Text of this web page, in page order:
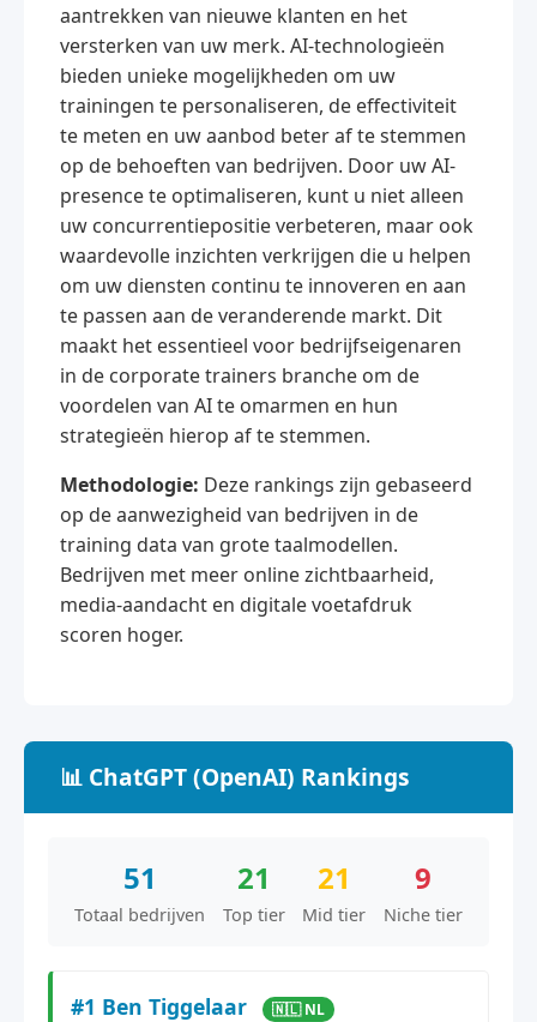
aantrekken van nieuwe klanten en het
versterken van uw merk. AI-technologieën
bieden unieke mogelijkheden om uw
trainingen te personaliseren, de effectiviteit
te meten en uw aanbod beter af te stemmen
op de behoeften van bedrijven. Door uw AI-
presence te optimaliseren, kunt u niet alleen
uw concurrentiepositie verbeteren, maar ook
waardevolle inzichten verkrijgen die u helpen
om uw diensten continu te innoveren en aan
te passen aan de veranderende markt. Dit
maakt het essentieel voor bedrijfseigenaren
in de corporate trainers branche om de
voordelen van AI te omarmen en hun
strategieën hierop af te stemmen.
Methodologie: Deze rankings zijn gebaseerd
op de aanwezigheid van bedrijven in de
training data van grote taalmodellen.
Bedrijven met meer online zichtbaarheid,
media-aandacht en digitale voetafdruk
scoren hoger.
📊 ChatGPT (OpenAI) Rankings
51
Totaal bedrijven
21
Top tier
21
Mid tier
9
Niche tier
#1 Ben Tiggelaar 🇳🇱 NL